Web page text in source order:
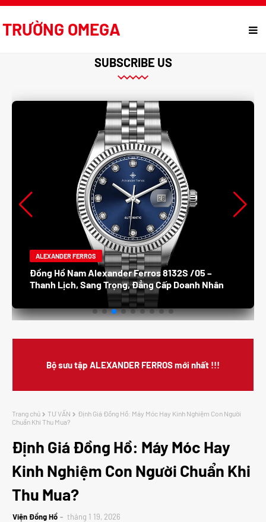
TRƯỜNG OMEGA
SUBSCRIBE US
ALEXANDER FERROS
Đồng Hồ Nam Alexander Ferros 8132S /05 –
Thanh Lịch, Sang Trọng, Đẳng Cấp Doanh Nhân
Bộ sưu tập ALEXANDER FERROS mới nhất !!!
Trang chủ TƯ VẤN
Định Giá Đồng Hồ: Máy Móc Hay Kinh Nghiệm Con Người
Chuẩn Khi Thu Mua?
Định Giá Đồng Hồ: Máy Móc Hay
Kinh Nghiệm Con Người Chuẩn Khi
Thu Mua?
Viện Đồng Hồ tháng 1 19, 2026